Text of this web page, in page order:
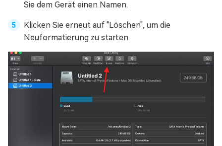
Sie dem Gerät einen Namen.
Klicken Sie erneut auf "Löschen", um die
Neuformatierung zu starten.